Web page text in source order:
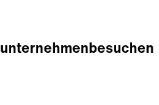
unternehmenbesuchen